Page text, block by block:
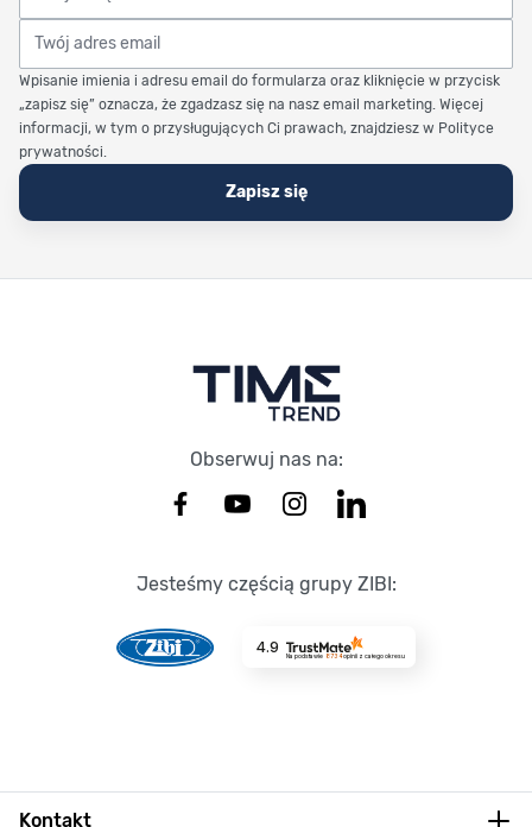
Twój adres email
Wpisanie imienia i adresu email do formularza oraz kliknięcie w przycisk
„zapisz się” oznacza, że zgadzasz się na nasz email marketing. Więcej
informacji, w tym o przysługujących Ci prawach, znajdziesz w Polityce
prywatności.
Zapisz się
Obserwuj nas na:
Jesteśmy częścią grupy ZIBI:
4.9
Na podstawie 8734opinii z całego okresu
Kontakt